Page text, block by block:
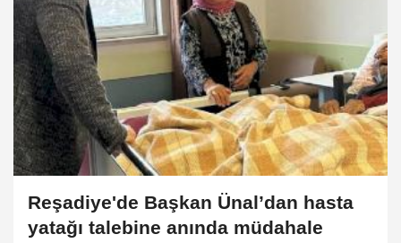
Reşadiye'de Başkan Ünal’dan hasta
yatağı talebine anında müdahale